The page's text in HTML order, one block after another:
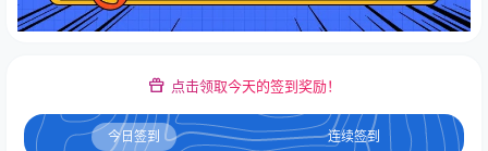
点击领取今天的签到奖励！
今日签到 连续签到